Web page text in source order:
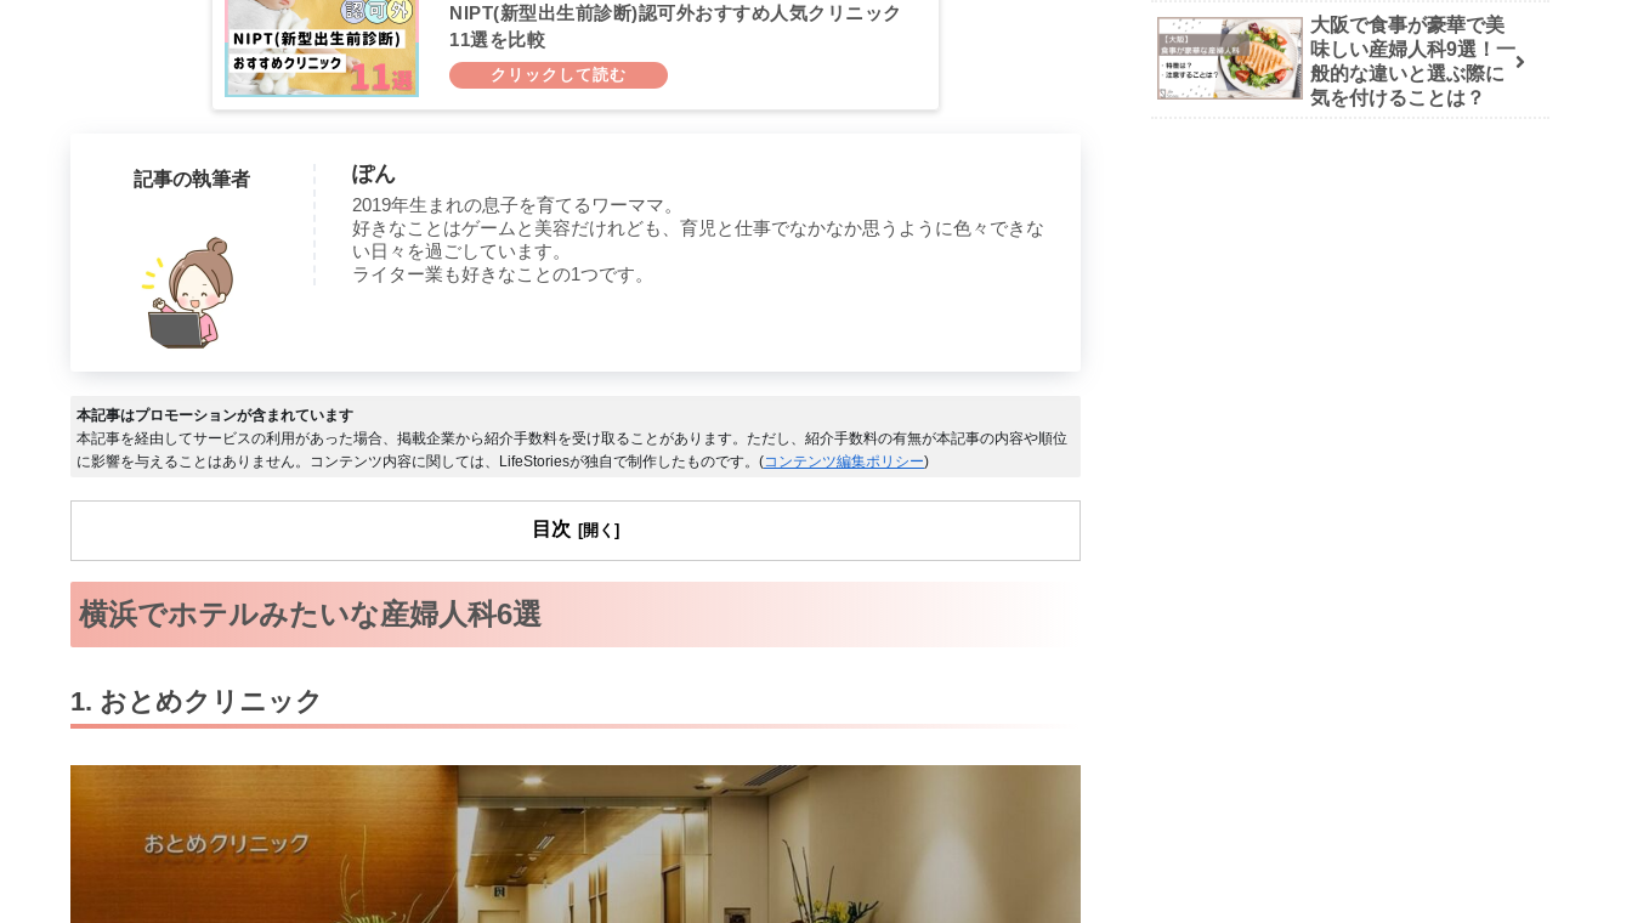
NIPT(新型出生前診断)認可外おすすめ人気クリニック
11選を比較
記事の執筆者 ぽん
2019年生まれの息子を育てるワーママ。
好きなことはゲームと美容だけれども、育児と仕事でなかなか思うように色々できな
い日々を過ごしています。
ライター業も好きなことの1つです。
本記事はプロモーションが含まれています
本記事を経由してサービスの利用があった場合、掲載企業から紹介手数料を受け取ることがあります。ただし、紹介手数料の有無が本記事の内容や順位
に影響を与えることはありません。コンテンツ内容に関しては、LifeStoriesが独自で制作したものです。(コンテンツ編集ポリシー)
目次
横浜でホテルみたいな産婦人科6選
1. おとめクリニック
大阪で食事が豪華で美
味しい産婦人科9選！一
般的な違いと選ぶ際に
気を付けることは？